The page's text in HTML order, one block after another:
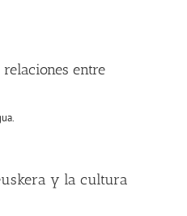
entre
y la cultura